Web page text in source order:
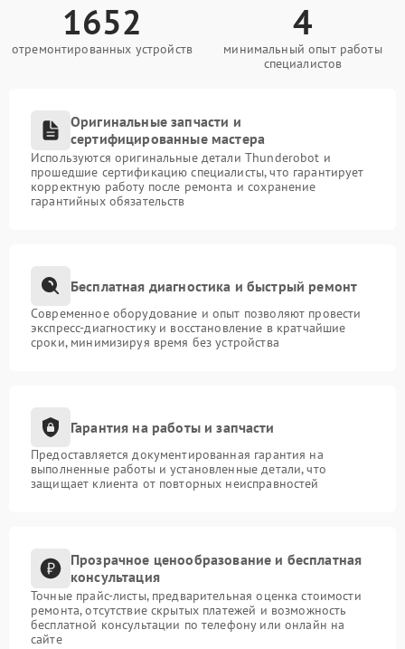
1652
отремонтированных устройств
4
минимальный опыт работы
специалистов
Оригинальные запчасти и
сертифицированные мастера
Используются оригинальные детали Thunderobot и
прошедшие сертификацию специалисты, что гарантирует
корректную работу после ремонта и сохранение
гарантийных обязательств
Бесплатная диагностика и быстрый ремонт
Современное оборудование и опыт позволяют провести
экспресс-диагностику и восстановление в кратчайшие
сроки, минимизируя время без устройства
Гарантия на работы и запчасти
Предоставляется документированная гарантия на
выполненные работы и установленные детали, что
защищает клиента от повторных неисправностей
Прозрачное ценообразование и бесплатная
консультация
Точные прайс-листы, предварительная оценка стоимости
ремонта, отсутствие скрытых платежей и возможность
бесплатной консультации по телефону или онлайн на
сайте